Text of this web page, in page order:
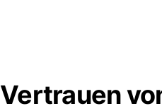
Vertrauen